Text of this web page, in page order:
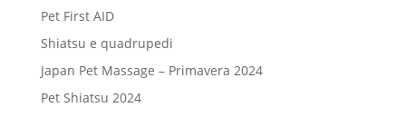
Pet First AID
Shiatsu e quadrupedi
Japan Pet Massage – Primavera 2024
Pet Shiatsu 2024